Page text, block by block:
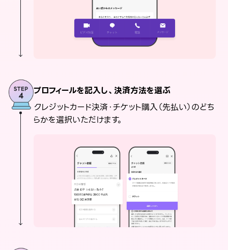
プロフィールを記入し、決済方法を選ぶ
クレジットカード決済・チケット購入（先払い）のどち
らかを選択いただけます。